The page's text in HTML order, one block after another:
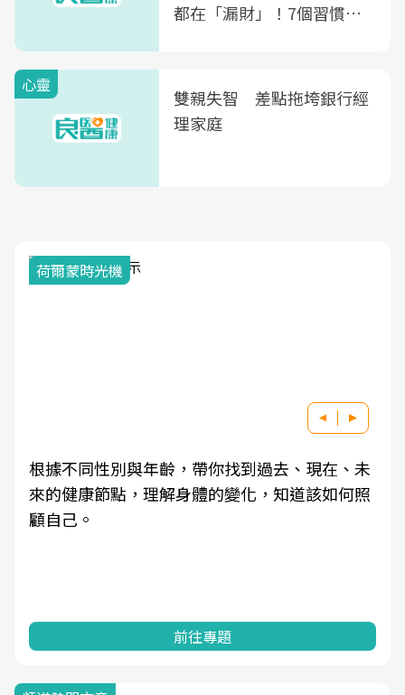
都在「漏財」！7個習慣一
心靈
雙親失智 差點拖垮銀行經
理家庭
荷爾蒙時光機
根據不同性別與年齡，帶你找到過去、現在、未
來的健康節點，理解身體的變化，知道該如何照
顧自己。
前往專題